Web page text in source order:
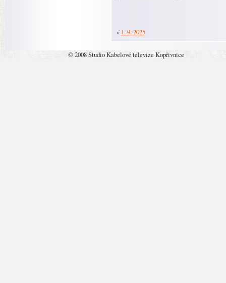
« 1. 9. 2025
© 2008 Studio Kabelové televize Kopřivnice